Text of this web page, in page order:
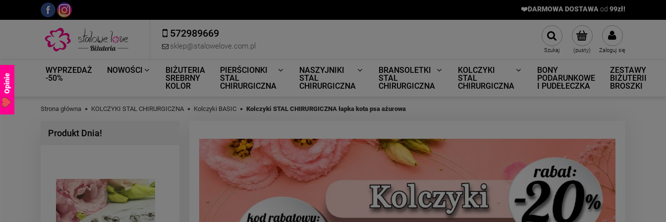
❤️DARMOWA DOSTAWA od 99zł!
572989669
sklep@stalowelove.com.pl (pusty) Zaloguj się
Szukaj
WYPRZEDAŻ
-50%
NOWOŚCI
BIŻUTERIA
SREBRNY
KOLOR
PIERŚCIONKI
STAL
CHIRURGICZNA
NASZYJNIKI
STAL
CHIRURGICZNA
BRANSOLETKI
STAL
CHIRURGICZNA
KOLCZYKI
STAL
CHIRURGICZNA
BONY
PODARUNKOWE
I PUDEŁECZKA
ZESTAWY
BIŻUTERII
BROSZKI
Strona główna KOLCZYKI STAL CHIRURGICZNA Kolczyki BASIC Kolczyki STAL CHIRURGICZNA łapka kota psa ażurowa
Produkt Dnia!
Opinie